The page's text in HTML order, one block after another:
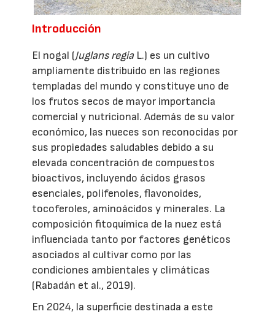
Introducción
El nogal (Juglans regia L.) es un cultivo
ampliamente distribuido en las regiones
templadas del mundo y constituye uno de
los frutos secos de mayor importancia
comercial y nutricional. Además de su valor
económico, las nueces son reconocidas por
sus propiedades saludables debido a su
elevada concentración de compuestos
bioactivos, incluyendo ácidos grasos
esenciales, polifenoles, flavonoides,
tocoferoles, aminoácidos y minerales. La
composición fitoquímica de la nuez está
influenciada tanto por factores genéticos
asociados al cultivar como por las
condiciones ambientales y climáticas
(Rabadán et al., 2019).
En 2024, la superficie destinada a este